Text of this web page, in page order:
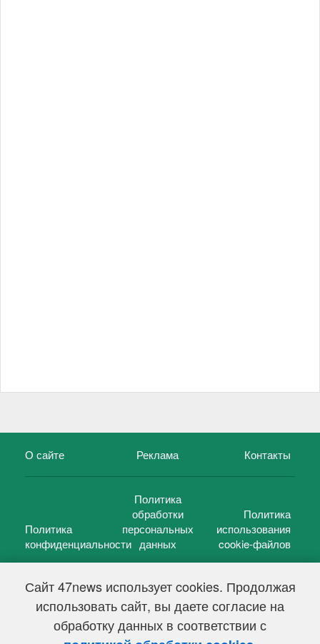
Сайт 47news использует cookies. Продолжая
использовать сайт, вы даете согласие на
обработку данных в соответствии с
О сайте Реклама Контакты
Политика
конфиденциальности
Политика
обработки
персональных
данных
Политика
использования
cookie-файлов
47 новостей (47 news)2005 — 2026 г.
Свидетельство о регистрации СМИ Эл № ФС 77-39848, выдано
Федеральной службой по надзору в сфере связи,